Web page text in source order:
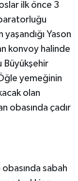
ilk önce 3
Yason
konvoy halinde
Büyükşehir
yemeğinin
olan
obasında çadır
sabah